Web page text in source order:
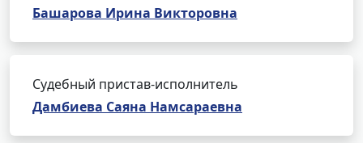
Башарова Ирина Викторовна
Судебный пристав-исполнитель
Дамбиева Саяна Намсараевна